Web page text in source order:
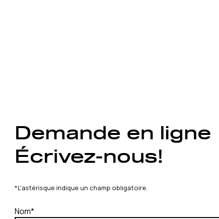
Demande en ligne
Écrivez-nous!
*L'astérisque indique un champ obligatoire.
Nom*